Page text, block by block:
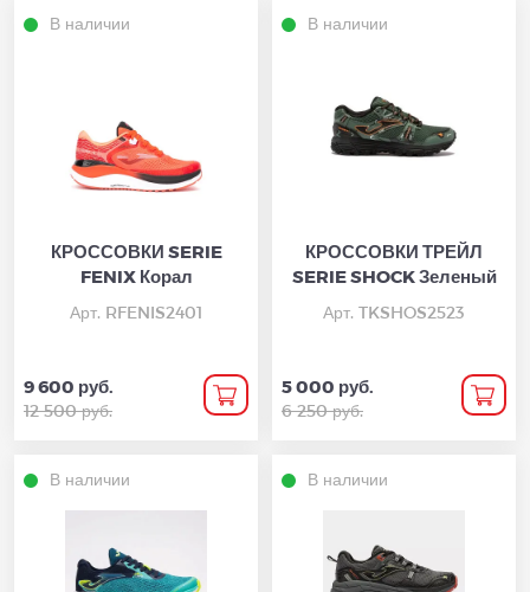
В наличии
КРОССОВКИ SERIE
FENIX Корал
Арт. RFENIS2401
9 600 руб.
12 500 руб.
В наличии
КРОССОВКИ ТРЕЙЛ
SERIE SHOCK Зеленый
Арт. TKSHOS2523
5 000 руб.
6 250 руб.
В наличии В наличии